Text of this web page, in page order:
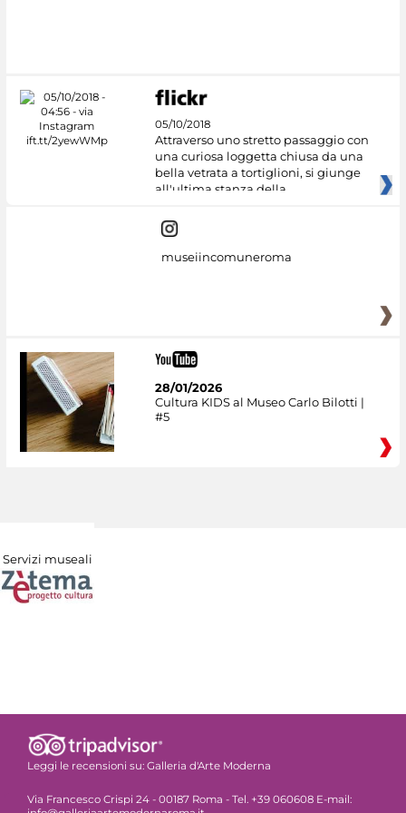
05/10/2018
Attraverso uno stretto passaggio con
una curiosa loggetta chiusa da una
bella vetrata a tortiglioni, si giunge
all'ultima stanza della
museiincomuneroma
28/01/2026
Cultura KIDS al Museo Carlo Bilotti |
#5
Servizi museali
Leggi le recensioni su: Galleria d'Arte Moderna
Via Francesco Crispi 24 - 00187 Roma - Tel. +39 060608 E-mail: